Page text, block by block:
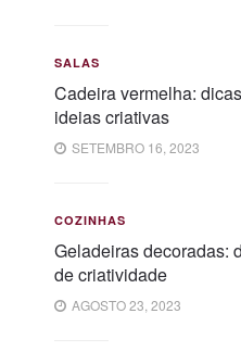
SALAS
Cadeira vermelha:
ideias criativas
SETEMBRO 16, 2023
COZINHAS
Geladeiras decoradas:
de criatividade
AGOSTO 23, 2023